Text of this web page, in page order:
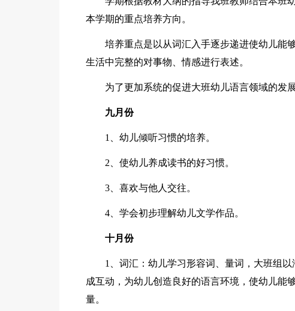
本学期的重点培养方向。
培养重点是以从词汇入手逐步递进使幼儿能
生活中完整的对事物、情感进行表述。
为了更加系统的促进大班幼儿语言领域的发
九月份
1、幼儿倾听习惯的培养。
2、使幼儿养成读书的好习惯。
3、喜欢与他人交往。
4、学会初步理解幼儿文学作品。
十月份
1、词汇：幼儿学习形容词、量词，大班组
成互动，为幼儿创造良好的语言环境，使幼儿能
量。